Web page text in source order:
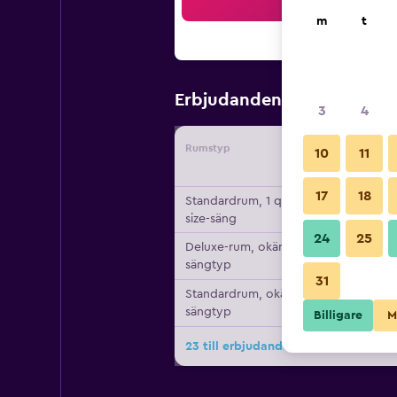
Erbjudanden från
Rumstyp
Standardrum, 1 queen
size-säng
Deluxe-rum, okänd
sängtyp
Standardrum, okänd
sängtyp
23 till erbjudanden för Golden
m t
3 4
10 11
17 18
24 25
31
Billigare